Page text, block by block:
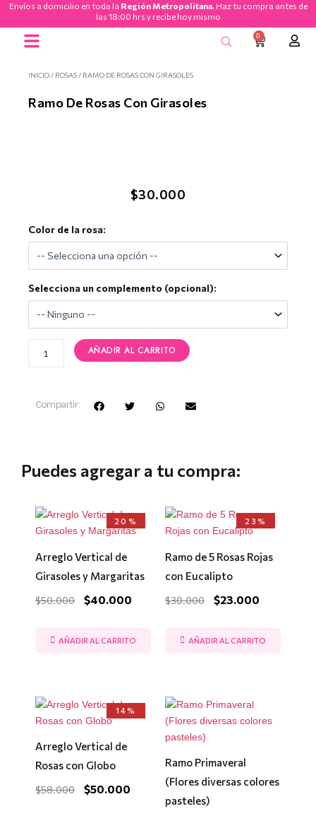
contenido
Envíos a domicilio en toda la Región Metropolitana. Haz tu compra antes de
las 18:00 hrs y recibe hoy mismo
0
CART
INICIO / ROSAS / RAMO DE ROSAS CON GIRASOLES
Ramo De Rosas Con Girasoles
$30.000
Color de la rosa:
Selecciona un complemento (opcional):
Ramo
de
Rosas
con
Girasoles
cantidad
AÑADIR AL CARRITO
Compartir:
Puedes agregar a tu compra:
20%
Arreglo Vertical de
Girasoles y Margaritas
$50.000
El
precio
era:
$50.000.
$40.000
El
precio
$40.000.
AÑADIR AL CARRITO
23%
Ramo de 5 Rosas Rojas
con Eucalipto
$30.000
El
precio
era:
$30.000.
$23.000
El
precio
es:
AÑADIR AL CARRITO
14%
Arreglo Vertical de
Rosas con Globo
$58.000
El
precio
era:
$58.000.
$50.000
El
precio
$50.000.Ramo Primaveral
(Flores diversas colores
pasteles)